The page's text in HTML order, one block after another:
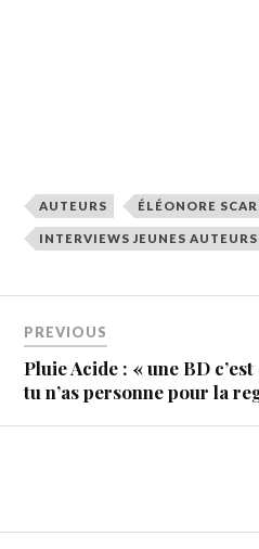
AUTEURS ÉLÉONORE
INTERVIEWS JEUNES AUTEURS
PREVIOUS
Pluie Acide : « une BD
tu n’as personne pour la